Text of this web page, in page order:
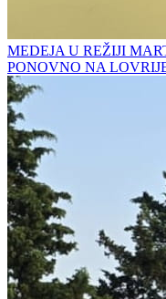
MEDEJA U REŽIJI
PONOVNO NA